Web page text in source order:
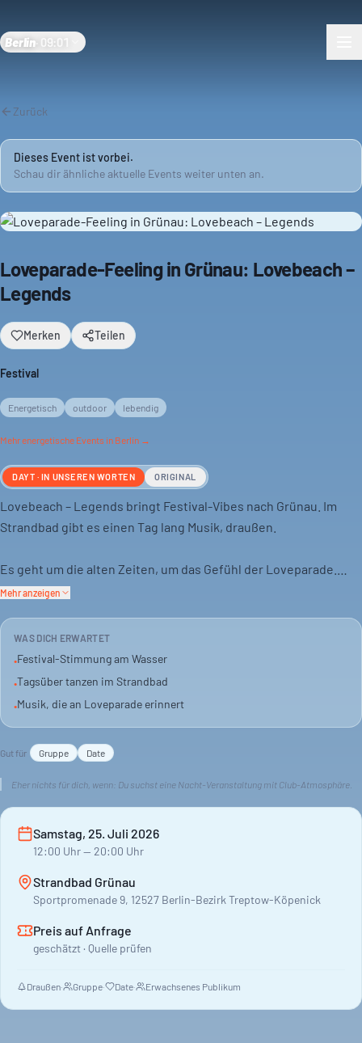
Berlin 09:01
Zurück
Dieses Event ist vorbei.
Schau dir ähnliche aktuelle Events weiter unten an.
Loveparade-Feeling in Grünau: Lovebeach –
Legends
Merken Teilen
Festival
Energetisch outdoor lebendig
Mehrenergetische Events in Berlin →
DAYT · IN UNSEREN WORTEN ORIGINAL
Lovebeach – Legends bringt Festival-Vibes nach Grünau. Im
Strandbad gibt es einen Tag lang Musik, draußen.
Es geht um die alten Zeiten, um das Gefühl der Loveparade.
Hier triffst du Leute, die das noch kennen, oder es
Das Event ist für alle Altersgruppen offen, tagsüber und am
Wasser. Eine gute Gelegenheit, den Sommer in Berlin zu feiern.
Mehr anzeigen
WAS DICH ERWARTET
•Festival-Stimmung am Wasser
•Tagsüber tanzen im Strandbad
•Musik, die an Loveparade erinnert
Gut für Gruppe Date
Eher nichts für dich, wenn: Du suchst eine Nacht-Veranstaltung mit Club-Atmosphäre.
Samstag, 25. Juli 2026
12:00 Uhr— 20:00 Uhr
Strandbad Grünau
Sportpromenade 9, 12527 Berlin-Bezirk Treptow-Köpenick
Preis auf Anfrage
geschätzt · Quelle prüfen
Draußen· Gruppe· Date· Erwachsenes Publikum